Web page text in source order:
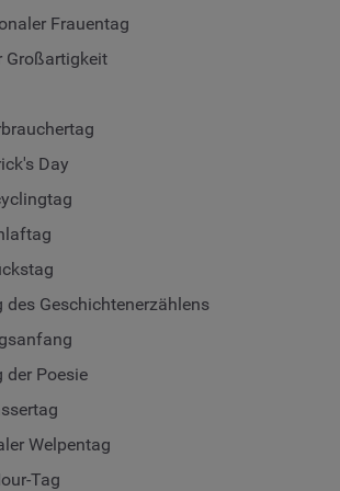
Frauentag
Großartigkeit
Day
des Geschichtenerzählens
der Poesie
Welpentag
Tag